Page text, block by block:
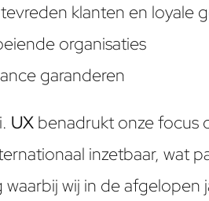
klanten en loyale
organisaties
garanderen
UX benadrukt onze focus
inzetbaar, wat
wij in de afgelopen